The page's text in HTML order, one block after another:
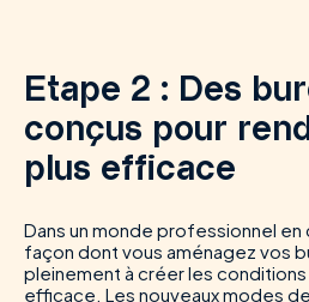
Etape 2 : Des
conçus pour
plus efficace
Dans un monde professionnel
façon dont vous aménagez vos
pleinement à créer les conditions
efficace. Les nouveaux modes